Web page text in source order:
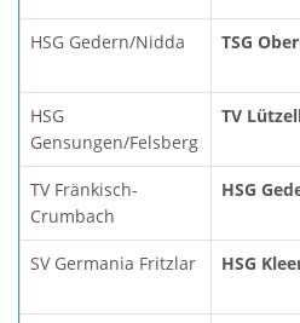
HSG Gedern/Nidda TSG
HSG
Gensungen/Felsberg
TV
TV Fränkisch-
Crumbach
HSG
SV Germania Fritzlar HSG